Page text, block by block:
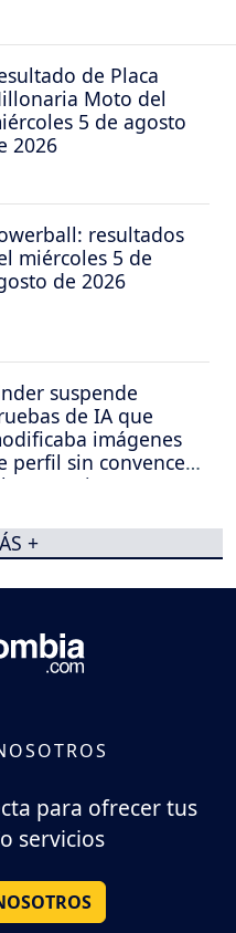
de Placa
Moto del
5 de agosto
2026
resultados
miércoles 5 de
de 2026
suspende
de IA que
imágenes
perfil sin convencer
los usuarios
+
para ofrecer tus
servicios